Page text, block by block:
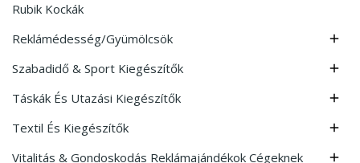
Rubik Kockák
Reklámédesség/Gyümölcsök

Szabadidő & Sport Kiegészítők 
Táskák És Utazási Kiegészítők 
Textil És Kiegészítők 
Vitalitás & Gondoskodás Reklámajándékok Cégeknek 